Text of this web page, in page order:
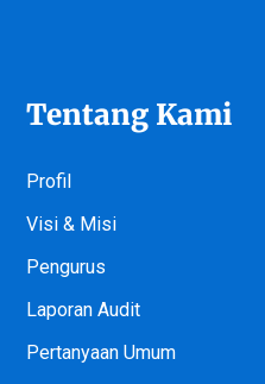
Tentang Kami
Profil
Visi & Misi
Pengurus
Laporan Audit
Pertanyaan Umum